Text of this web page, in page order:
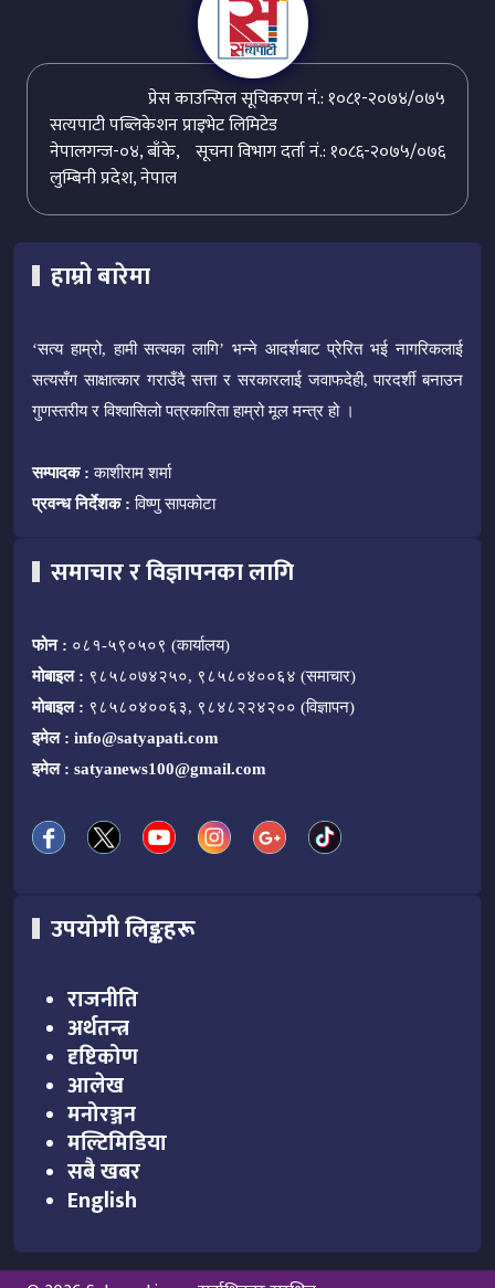
प्रेस काउन्सिल सूचिकरण नं.: १०८१-२०७४/०७५
सत्यपाटी पब्लिकेशन प्राइभेट लिमिटेड
सूचना विभाग दर्ता नं.: १०८६-२०७५/०७६
नेपालगन्ज-०४, बाँके,
लुम्बिनी प्रदेश, नेपाल
हाम्रो बारेमा
‘सत्य हाम्रो, हामी सत्यका लागि’ भन्ने आदर्शबाट प्रेरित भई नागरिकलाई
सत्यसँग साक्षात्कार गराउँदै सत्ता र सरकारलाई जवाफदेही, पारदर्शी बनाउन
गुणस्तरीय र विश्वासिलो पत्रकारिता हाम्रो मूल मन्त्र हो ।
सम्पादक : काशीराम शर्मा
प्रवन्ध निर्देशक : विष्णु सापकोटा
समाचार र विज्ञापनका लागि
फोन : ०८१-५९०५०९ (कार्यालय)
मोबाइल : ९८५८०७४२५०, ९८५८०४००६४ (समाचार)
मोबाइल : ९८५८०४००६३, ९८४८२२४२०० (विज्ञापन)
इमेल : info@satyapati.com
इमेल : satyanews100@gmail.com
उपयोगी लिङ्कहरू
राजनीति
अर्थतन्त्र
दृष्टिकोण
आलेख
मनोरञ्जन
मल्टिमिडिया
सबै खबर
English